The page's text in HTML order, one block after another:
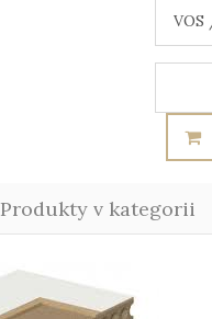
Produkty v kategorii